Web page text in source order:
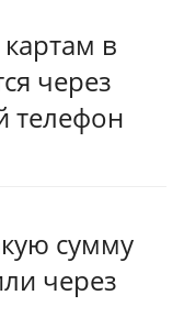
в
через
телефон
сумму
через